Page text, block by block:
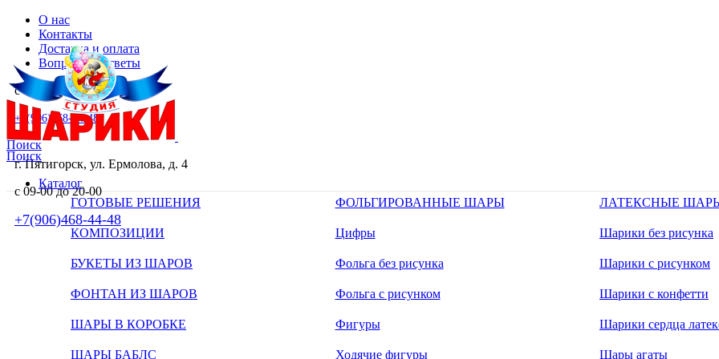
О нас
Контакты
Доставка и оплата
Вопросы и ответы
с 09-00 до 20-00
+7(906)468-44-48
Поиск
г. Пятигорск, ул. Ермолова, д. 4
с 09-00 до 20-00
+7(906)468-44-48
Поиск
Каталог
ГОТОВЫЕ РЕШЕНИЯ
КОМПОЗИЦИИ
БУКЕТЫ ИЗ ШАРОВ
ФОНТАН ИЗ ШАРОВ
ШАРЫ В КОРОБКЕ
ШАРЫ БАБЛС
ФОЛЬГИРОВАННЫЕ ШАРЫ
Цифры
Фольга без рисунка
Фольга с рисунком
Фигуры
Ходячие фигуры
ЛАТЕКСНЫЕ
Шарики без рисунка
Шарики с рисунком
Шарики с конфетти
Шарики сердца
Шары агаты